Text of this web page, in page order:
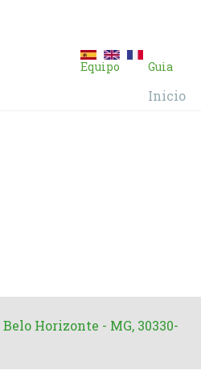
Equipo Guia
Inicio
Belo Horizonte - MG, 30330-